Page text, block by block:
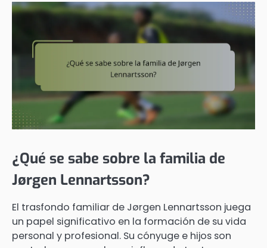
¿Qué se sabe sobre la familia de
Jørgen Lennartsson?
El trasfondo familiar de Jørgen Lennartsson juega
un papel significativo en la formación de su vida
personal y profesional. Su cónyuge e hijos son